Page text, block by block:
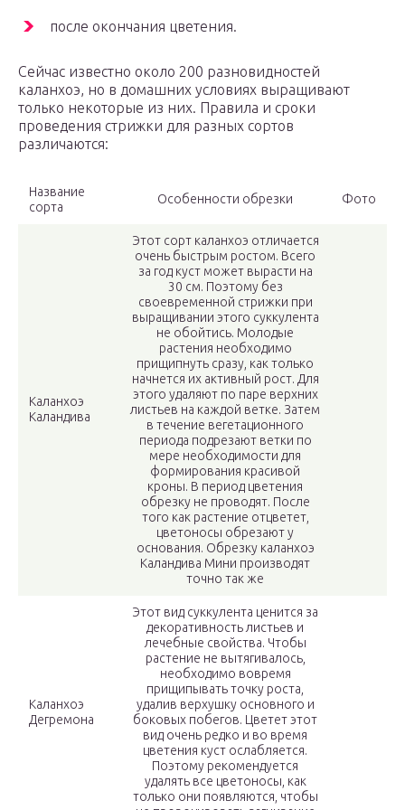
после окончания цветения.
Сейчас известно около 200 разновидностей
каланхоэ, но в домашних условиях выращивают
только некоторые из них. Правила и сроки
проведения стрижки для разных сортов
различаются:
Название
сорта
Особенности обрезки Фото
Каланхоэ
Каландива
Этот сорт каланхоэ отличается
очень быстрым ростом. Всего
за год куст может вырасти на
30 см. Поэтому без
своевременной стрижки при
выращивании этого суккулента
не обойтись. Молодые
растения необходимо
прищипнуть сразу, как только
начнется их активный рост. Для
этого удаляют по паре верхних
листьев на каждой ветке. Затем
в течение вегетационного
периода подрезают ветки по
мере необходимости для
формирования красивой
кроны. В период цветения
обрезку не проводят. После
того как растение отцветет,
цветоносы обрезают у
основания. Обрезку каланхоэ
Каландива Мини производят
точно так же
Каланхоэ
Дегремона
Этот вид суккулента ценится за
декоративность листьев и
лечебные свойства. Чтобы
растение не вытягивалось,
необходимо вовремя
прищипывать точку роста,
удалив верхушку основного и
боковых побегов. Цветет этот
вид очень редко и во время
цветения куст ослабляется.
Поэтому рекомендуется
удалять все цветоносы, как
только они появляются, чтобы